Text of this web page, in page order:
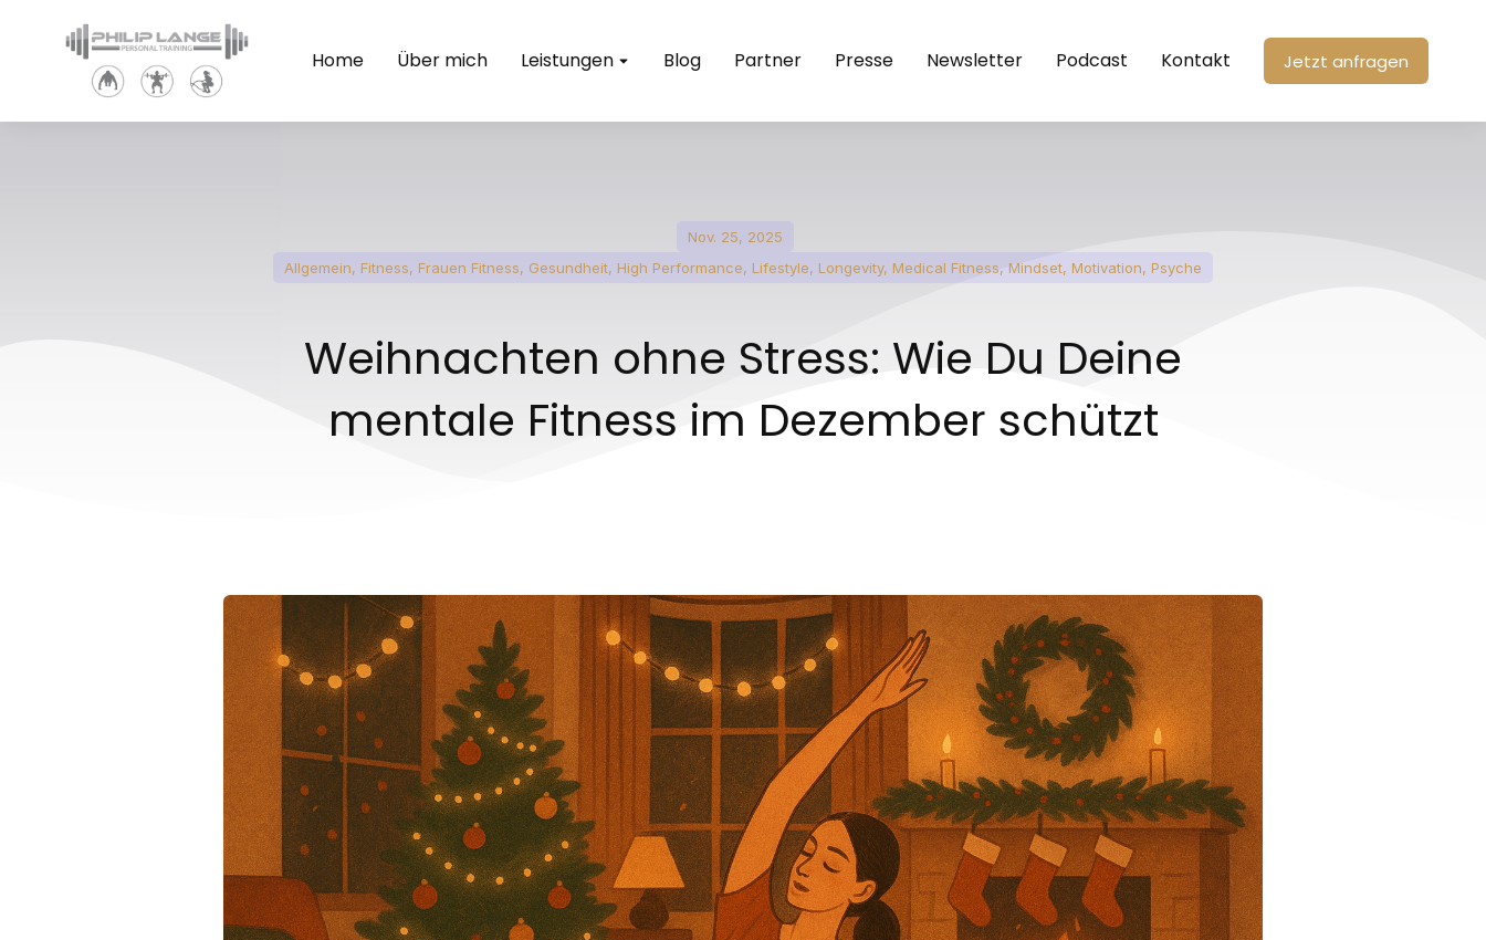
Home Über mich Leistungen Blog Partner Presse Newsletter Podcast Kontakt Jetzt anfragen
Nov. 25, 2025
Allgemein, Fitness, Frauen Fitness, Gesundheit, High Performance, Lifestyle, Longevity, Medical Fitness, Mindset, Motivation, Psyche
Weihnachten ohne Stress: Wie Du Deine
mentale Fitness im Dezember schützt